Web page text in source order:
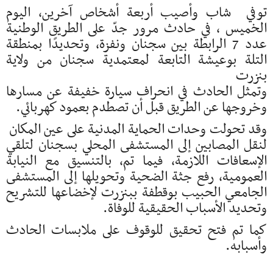
توفي شاب وأصيب أربعة أشخاص آخرين، اليوم
الخميس ، في حادث مرور جدّ على الطريق الوطنية
عدد 7 الرابطة بين سجنان ونفزة، وتحديدًا بمنطقة
التلة بوعيشة التابعة لمعتمدية سجنان من ولاية
بنزرت
وتمثل الحادث في انحراف سيارة خفيفة عن مسارها
وخروجها عن الطريق قبل أن تصطدم بعمود كهربائي.
وقد تحولت وحدات الحماية المدنية على عين المكان
لنقل المصابين إلى المستشفى المحلي بسجنان لتلقي
الإسعافات اللازمة، فيما تم، بالتنسيق مع النيابة
العمومية، رفع جثة الضحية وتحويلها إلى المستشفى
الجامعي الحبيب بوقطفة ببنزرت لإخضاعها للتشريح
وتحديد الأسباب الحقيقية للوفاة.
كما تم فتح تحقيق للوقوف على ملابسات الحادث
وأسبابه.